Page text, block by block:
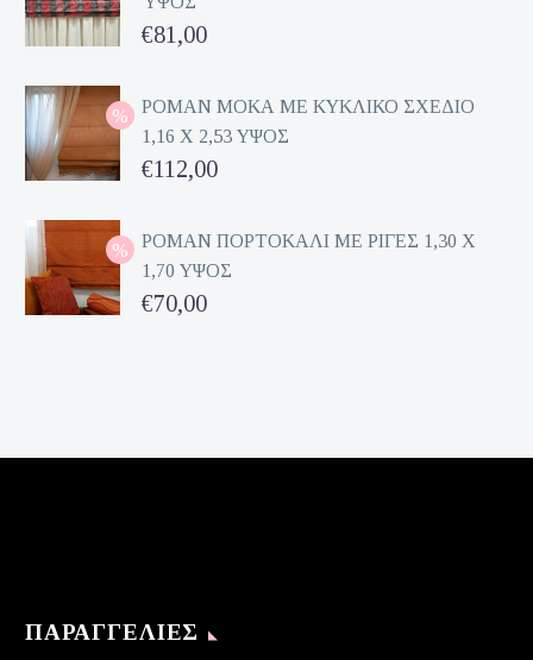
Original
was:
€162,00.
€81,00
τρέχουσα
τιμή
είναι:
ΡΟΜΑΝ ΜΟΚΑ ΜΕ ΚΥΚΛΙΚΟ ΣΧΕΔΙΟ
1,16 Χ 2,53 ΥΨΟΣ
Original
was:
€224,00.
€112,00
τρέχουσα
τιμή
είναι:
ΡΟΜΑΝ ΠΟΡΤΟΚΑΛΙ ΜΕ ΡΙΓΕΣ 1,30 Χ
1,70 ΥΨΟΣ
Original
€70,00
ΠΑΡΑΓΓΕΛΊΕΣ